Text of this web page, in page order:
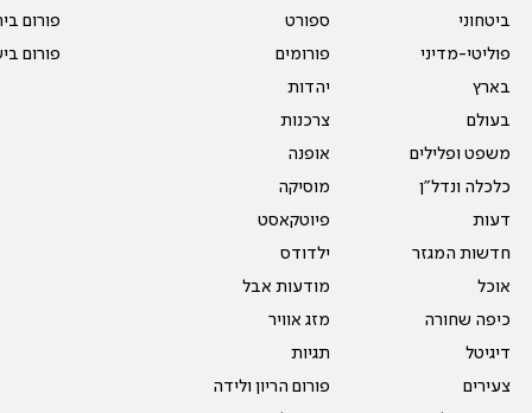
ביטחוני
פוליטי-מדיני
בארץ
בעולם
משפט ופלילים
כלכלה ונדל"ן
דעות
חדשות המגזר
אוכל
כיפה שחורה
דיגיטל
צעירים
ספורט
פורומים
יהדות
צרכנות
אופנה
מוסיקה
פיוטקאסט
ילדודס
מודעות אבל
מזג אוויר
תגיות
פורום הריון ולידה
פורום
פורום